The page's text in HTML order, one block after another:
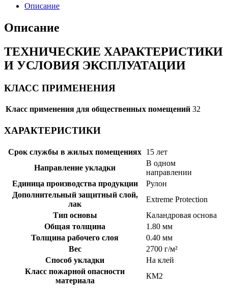
Описание
Описание
ТЕХНИЧЕСКИЕ ХАРАКТЕРИСТИКИ
И УСЛОВИЯ ЭКСПЛУАТАЦИИ
КЛАСС ПРИМЕНЕНИЯ
Класс применения для общественных помещений 32
ХАРАКТЕРИСТИКИ
Срок службы в жилых помещениях 15 лет
Направление укладки
В одном
направлении
Единица производства продукции
Рулон
Дополнительный защитный слой,
лак
Extreme Protection
Тип основы
Каландровая основа
Общая толщина
1.80 мм
Толщина рабочего слоя
0.40 мм
Вес
2700 г/м²
Способ укладки
На клей
Класс пожарной опасности
материала
КМ2